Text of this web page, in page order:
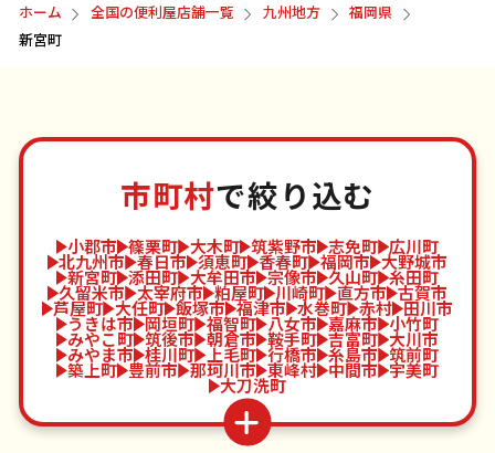
ホーム 全国の便利屋店舗一覧 九州地方
福岡県
新宮町
市町村で絞り込む
小郡市 篠栗町 大木町 筑紫野市 志免町 広川町
北九州市 春日市 須恵町 香春町 福岡市 大野城市
新宮町 添田町 大牟田市 宗像市 久山町 糸田町
久留米市 太宰府市 粕屋町 川崎町 直方市 古賀市
芦屋町 大任町 飯塚市 福津市 水巻町 赤村 田川市
うきは市 岡垣町 福智町 八女市 嘉麻市 小竹町
みやこ町 筑後市 朝倉市 鞍手町 吉富町 大川市
みやま市 桂川町 上毛町 行橋市 糸島市 筑前町
築上町 豊前市 那珂川市 東峰村 中間市 宇美町
大刀洗町